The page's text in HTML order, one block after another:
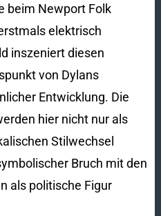
beim Newport Folk
elektrisch
inszeniert diesen
von Dylans
Entwicklung. Die
hier nicht nur als
Stilwechsel
Bruch mit den
als politische Figur